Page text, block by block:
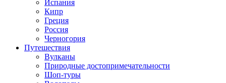
Испания
Кипр
Греция
Россия
Черногория
Путешествия
Вулканы
Природные достопримечательности
Шоп-туры